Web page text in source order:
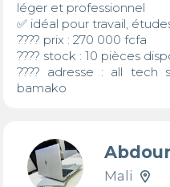
léger et professionnel
✅ idéal pour travail,
???? prix : 270 000 fcfa
???? stock : 10 pièces
???? adresse : all tech
bamako
Mali